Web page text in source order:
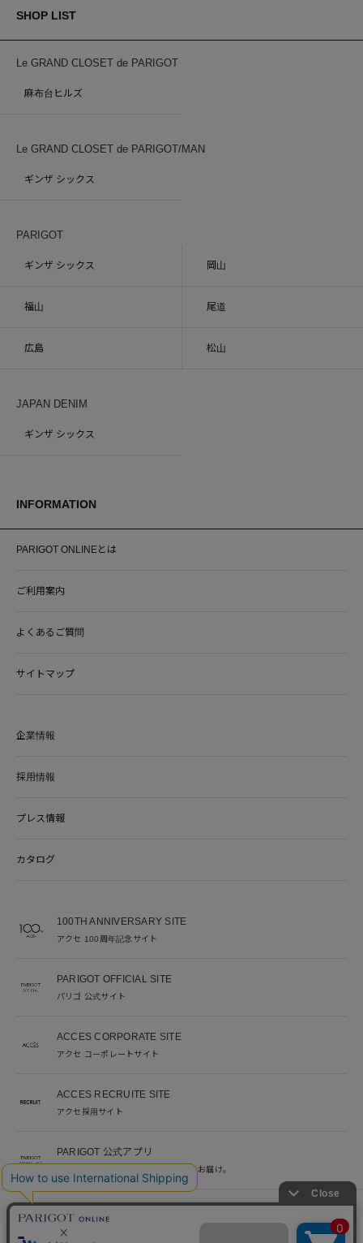
SHOP LIST
Le GRAND CLOSET de PARIGOT
麻布台ヒルズ
Le GRAND CLOSET de PARIGOT/MAN
ギンザ シックス
PARIGOT
ギンザ シックス 岡山
福山 尾道
広島 松山
JAPAN DENIM
ギンザ シックス
INFORMATION
PARIGOT ONLINEとは
ご利用案内
よくあるご質問
サイトマップ
企業情報
採用情報
プレス情報
カタログ
100TH ANNIVERSARY SITE
アクセ 100周年記念サイト
PARIGOT OFFICIAL SITE
パリゴ 公式サイト
ACCES CORPORATE SITE
アクセ コーポレートサイト
ACCES RECRUITE SITE
アクセ採用サイト
PARIGOT 公式アプリ
新着情報を、プッシュ通知でいち早くお届け。
※当サイト掲載写真のオークションなどへの二次転用を固く禁じます。